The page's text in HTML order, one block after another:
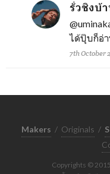
รั่วชิงบ้
ได้ปุ๊บก็อ่
7th October
Makers / Originals /
Copyrights ©